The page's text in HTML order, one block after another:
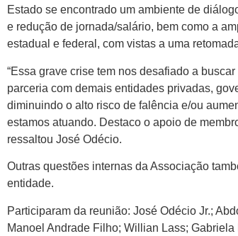
Estado se encontrado um ambiente de
e redução de jornada/salário, bem como a
estadual e federal, com vistas a uma
“Essa grave crise tem nos desafiado a
parceria com demais entidades privadas,
diminuindo o alto risco de falência e/ou
estamos atuando. Destaco o apoio de
ressaltou José Odécio.
Outras questões internas da Associação
entidade.
Participaram da reunião: José Odécio Jr.;
Manoel Andrade Filho; Willian Lass; Gabriela